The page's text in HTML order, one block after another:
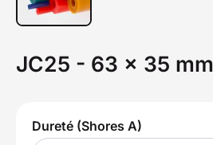
JC25 - 63 x 35 mm
Dureté (Shores A)